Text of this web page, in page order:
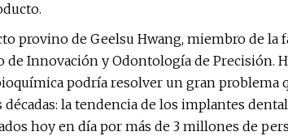
provino de Geelsu Hwang, miembro de
de Innovación y Odontología de Precisión.
podría resolver un gran problema
décadas: la tendencia de los implantes
hoy en día por más de 3 millones de